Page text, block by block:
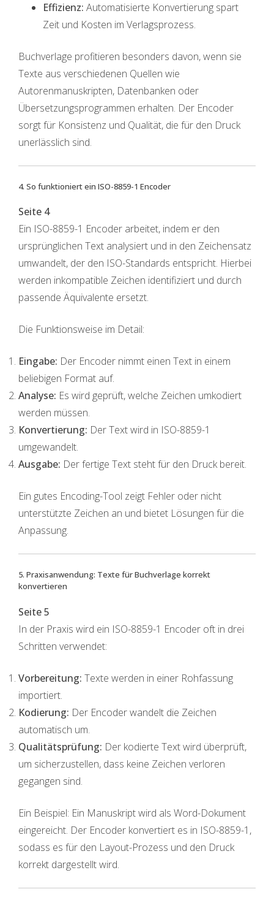
Effizienz: Automatisierte Konvertierung spart
Zeit und Kosten im Verlagsprozess.
Buchverlage profitieren besonders davon, wenn sie
Texte aus verschiedenen Quellen wie
Autorenmanuskripten, Datenbanken oder
Übersetzungsprogrammen erhalten. Der Encoder
sorgt für Konsistenz und Qualität, die für den Druck
unerlässlich sind.
4. So funktioniert ein ISO-8859-1 Encoder
Seite 4
Ein ISO-8859-1 Encoder arbeitet, indem er den
ursprünglichen Text analysiert und in den Zeichensatz
umwandelt, der den ISO-Standards entspricht. Hierbei
werden inkompatible Zeichen identifiziert und durch
passende Äquivalente ersetzt.
Die Funktionsweise im Detail:
Eingabe: Der Encoder nimmt einen Text in einem
beliebigen Format auf.
Analyse: Es wird geprüft, welche Zeichen umkodiert
werden müssen.
Konvertierung: Der Text wird in ISO-8859-1
umgewandelt.
Ausgabe: Der fertige Text steht für den Druck bereit.
Ein gutes Encoding-Tool zeigt Fehler oder nicht
unterstützte Zeichen an und bietet Lösungen für die
Anpassung.
5. Praxisanwendung: Texte für Buchverlage korrekt
konvertieren
Seite 5
In der Praxis wird ein ISO-8859-1 Encoder oft in drei
Schritten verwendet:
Vorbereitung: Texte werden in einer Rohfassung
importiert.
Kodierung: Der Encoder wandelt die Zeichen
automatisch um.
Qualitätsprüfung: Der kodierte Text wird überprüft,
um sicherzustellen, dass keine Zeichen verloren
gegangen sind.
Ein Beispiel: Ein Manuskript wird als Word-Dokument
eingereicht. Der Encoder konvertiert es in ISO-8859-1,
sodass es für den Layout-Prozess und den Druck
korrekt dargestellt wird.